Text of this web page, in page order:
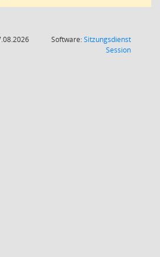
Software:Sitzungsdienst
Session(Wird in